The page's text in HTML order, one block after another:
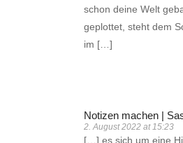
schon deine Welt
geplottet, steht dem
im […]
Notizen machen |
2. August 2022 at 15:23
[…] es sich um eine